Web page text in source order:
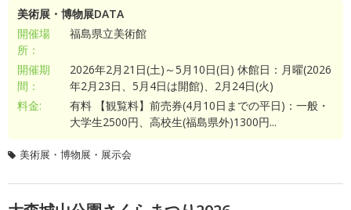
美術展・博物展DATA
開催場
所：
福島県立美術館
開催期
間：
2026年2月21日(土)～5月10日(日) 休館日：月曜(2026
年2月23日、5月4日は開館)、2月24日(火)
料金:
有料 【観覧料】前売券(4月10日までの平日)：一般・
大学生2500円、高校生(福島県外)1300円...
美術展・博物展・展示会